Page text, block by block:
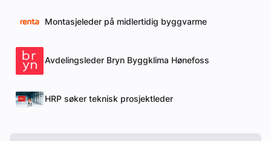
Montasjeleder på midlertidig byggvarme
Avdelingsleder Bryn Byggklima Hønefoss
HRP søker teknisk prosjektleder